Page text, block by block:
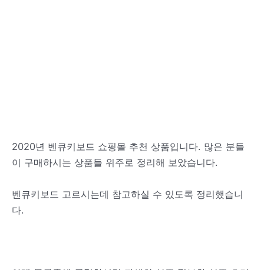
2020년 벤큐키보드 쇼핑몰 추천 상품입니다. 많은 분들
이 구매하시는 상품들 위주로 정리해 보았습니다.
벤큐키보드 고르시는데 참고하실 수 있도록 정리했습니
다.